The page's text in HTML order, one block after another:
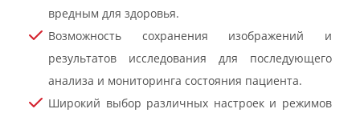
вредным для здоровья.
Возможность сохранения изображений и
результатов исследования для последующего
анализа и мониторинга состояния пациента.
Широкий выбор различных настроек и режимов